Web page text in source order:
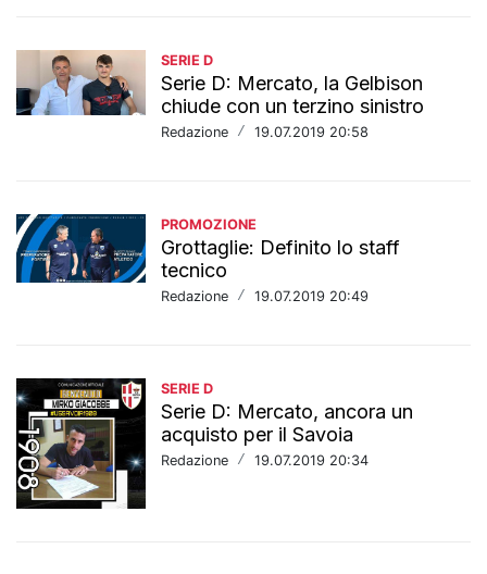
SERIE D
Serie D: Mercato, la Gelbison
chiude con un terzino sinistro
Redazione / 19.07.2019 20:58
PROMOZIONE
Grottaglie: Definito lo staff
tecnico
Redazione / 19.07.2019 20:49
SERIE D
Serie D: Mercato, ancora un
acquisto per il Savoia
Redazione / 19.07.2019 20:34